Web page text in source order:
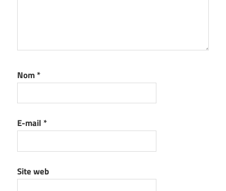
Nom*
E-mail *
Site web